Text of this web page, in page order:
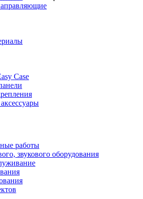
Case
работы
звукового оборудования